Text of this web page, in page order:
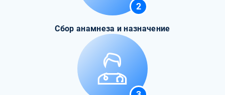
2
Сбор анамнеза и назначение